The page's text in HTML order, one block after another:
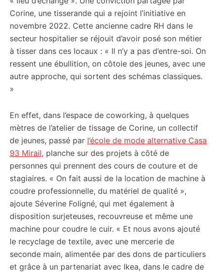
Corine, une tisserande qui a rejoint l’initiative en
novembre 2022. Cette ancienne cadre RH dans le
secteur hospitalier se réjouit d’avoir posé son métier
à tisser dans ces locaux : « Il n’y a pas d’entre-soi. On
ressent une ébullition, on côtoie des jeunes, avec une
autre approche, qui sortent des schémas classiques.
»
En effet, dans l’espace de coworking, à quelques
mètres de l’atelier de tissage de Corine, un collectif
de jeunes, passé par l’école de mode alternative Casa
93 Mirail, planche sur des projets à côté de
personnes qui prennent des cours de couture et de
stagiaires. « On fait aussi de la location de machine à
coudre professionnelle, du matériel de qualité »,
ajoute Séverine Foligné, qui met également à
disposition surjeteuses, recouvreuse et même une
machine pour coudre le cuir. « Et nous avons ajouté
le recyclage de textile, avec une mercerie de
seconde main, alimentée par des dons de particuliers
et grâce à un partenariat avec Ikea, dans le cadre de